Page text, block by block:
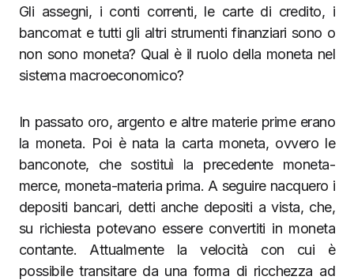
Gli assegni, i conti correnti, le carte di credito, i
bancomat e tutti gli altri strumenti finanziari sono o
non sono moneta? Qual è il ruolo della moneta nel
sistema macroeconomico?
In passato oro, argento e altre materie prime erano
la moneta. Poi è nata la carta moneta, ovvero le
banconote, che sostituì la precedente moneta-
merce, moneta-materia prima. A seguire nacquero i
depositi bancari, detti anche depositi a vista, che,
su richiesta potevano essere convertiti in moneta
contante. Attualmente la velocità con cui è
possibile transitare da una forma di ricchezza ad